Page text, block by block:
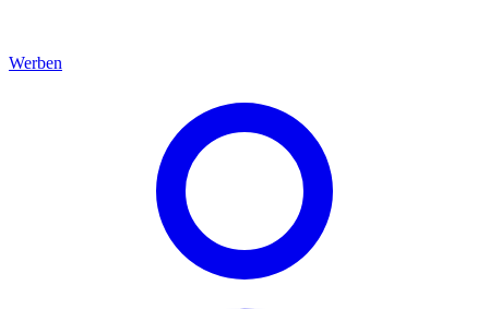
Werben